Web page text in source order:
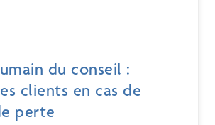
du conseil :
clients en cas de
perte